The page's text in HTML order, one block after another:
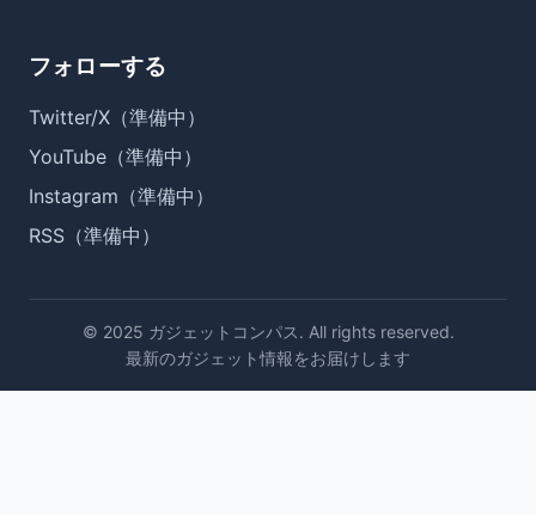
フォローする
Twitter/X（準備中）
YouTube（準備中）
Instagram（準備中）
RSS（準備中）
© 2025 ガジェットコンパス. All rights reserved.
最新のガジェット情報をお届けします